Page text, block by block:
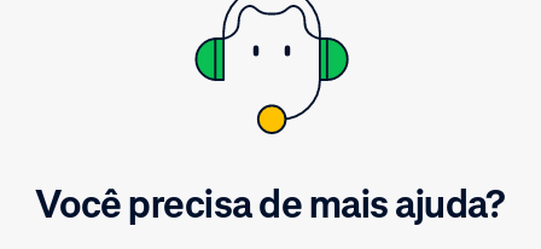
Você precisa de mais ajuda?